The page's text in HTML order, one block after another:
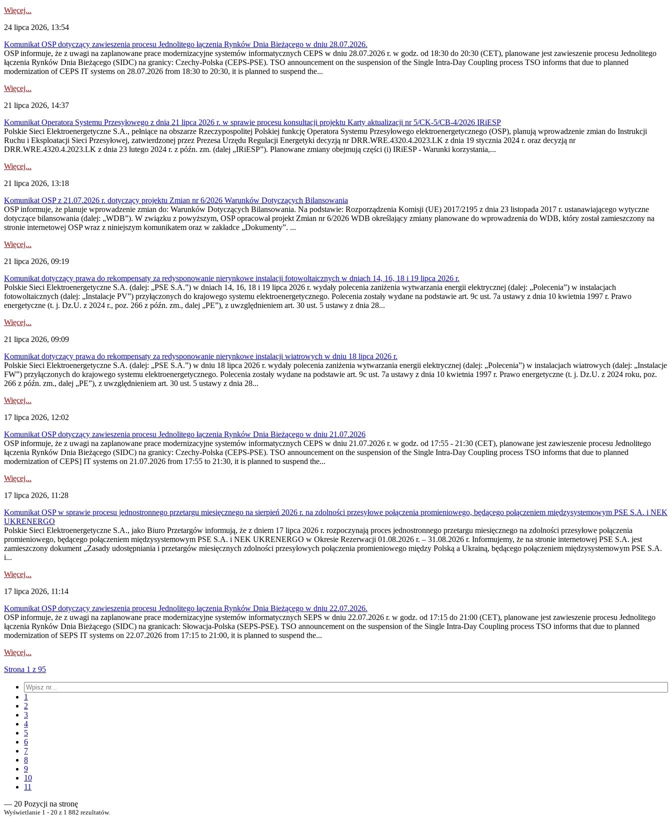
Więcej...
24 lipca 2026, 13:54
Komunikat OSP dotyczący zawieszenia procesu Jednolitego łączenia Rynków Dnia Bieżącego w dniu 28.07.2026.
OSP informuje, że z uwagi na zaplanowane prace modernizacyjne systemów informatycznych CEPS w dniu 28.07.2026 r. w godz. od 18:30 do 20:30 (CET), planowane jest zawieszenie procesu Jednolitego
łączenia Rynków Dnia Bieżącego (SIDC) na granicy: Czechy-Polska (CEPS-PSE). TSO announcement on the suspension of the Single Intra-Day Coupling process TSO informs that due to planned
modernization of CEPS IT systems on 28.07.2026 from 18:30 to 20:30, it is planned to suspend the...
Więcej...
21 lipca 2026, 14:37
Komunikat Operatora Systemu Przesyłowego z dnia 21 lipca 2026 r. w sprawie procesu konsultacji projektu Karty aktualizacji nr 5/CK-5/CB-4/2026 IRiESP
Polskie Sieci Elektroenergetyczne S.A., pełniące na obszarze Rzeczypospolitej Polskiej funkcję Operatora Systemu Przesyłowego elektroenergetycznego (OSP), planują wprowadzenie zmian do Instrukcji
Ruchu i Eksploatacji Sieci Przesyłowej, zatwierdzonej przez Prezesa Urzędu Regulacji Energetyki decyzją nr DRR.WRE.4320.4.2023.LK z dnia 19 stycznia 2024 r. oraz decyzją nr
DRR.WRE.4320.4.2023.LK z dnia 23 lutego 2024 r. z późn. zm. (dalej „IRiESP”). Planowane zmiany obejmują części (i) IRiESP - Warunki korzystania,...
Więcej...
21 lipca 2026, 13:18
Komunikat OSP z 21.07.2026 r. dotyczący projektu Zmian nr 6/2026 Warunków Dotyczących Bilansowania
OSP informuje, że planuje wprowadzenie zmian do: Warunków Dotyczących Bilansowania. Na podstawie: Rozporządzenia Komisji (UE) 2017/2195 z dnia 23‍ listopada 2017 r. ustanawiającego wytyczne
dotyczące bilansowania (dalej: „WDB”). W związku z powyższym, OSP opracował projekt Zmian nr 6/2026 WDB określający zmiany planowane do wprowadzenia do WDB, który został zamieszczony na
stronie internetowej OSP wraz z niniejszym komunikatem oraz w zakładce „Dokumenty”. ...
Więcej...
21 lipca 2026, 09:19
Komunikat dotyczący prawa do rekompensaty za redysponowanie nierynkowe instalacji fotowoltaicznych w dniach 14, 16, 18 i 19 lipca 2026 r.
Polskie Sieci Elektroenergetyczne S.A. (dalej: „PSE S.A.”) w dniach 14, 16, 18 i 19 lipca 2026 r. wydały polecenia zaniżenia wytwarzania energii elektrycznej (dalej: „Polecenia”) w instalacjach
fotowoltaicznych (dalej: „Instalacje PV”) przyłączonych do krajowego systemu elektroenergetycznego. Polecenia zostały wydane na podstawie art. 9c ust. 7a ustawy z dnia 10 kwietnia 1997 r. Prawo
energetyczne (t. j. Dz.U. z 2024 r., poz. 266 z późn. zm., dalej „PE”), z uwzględnieniem art. 30 ust. 5 ustawy z dnia 28...
Więcej...
21 lipca 2026, 09:09
Komunikat dotyczący prawa do rekompensaty za redysponowanie nierynkowe instalacji wiatrowych w dniu 18 lipca 2026 r.
Polskie Sieci Elektroenergetyczne S.A. (dalej: „PSE S.A.”) w dniu 18 lipca 2026 r. wydały polecenia zaniżenia wytwarzania energii elektrycznej (dalej: „Polecenia”) w instalacjach wiatrowych (dalej: „Instalacje
FW”) przyłączonych do krajowego systemu elektroenergetycznego. Polecenia zostały wydane na podstawie art. 9c ust. 7a ustawy z dnia 10 kwietnia 1997 r. Prawo energetyczne (t. j. Dz.U. z 2024 roku, poz.
266 z późn. zm., dalej „PE”), z uwzględnieniem art. 30 ust. 5 ustawy z dnia 28...
Więcej...
17 lipca 2026, 12:02
Komunikat OSP dotyczący zawieszenia procesu Jednolitego łączenia Rynków Dnia Bieżącego w dniu 21.07.2026
OSP informuje, że z uwagi na zaplanowane prace modernizacyjne systemów informatycznych CEPS w dniu 21.07.2026 r. w godz. od 17:55 - 21:30 (CET), planowane jest zawieszenie procesu Jednolitego
łączenia Rynków Dnia Bieżącego (SIDC) na granicy: Czechy-Polska (CEPS-PSE). TSO announcement on the suspension of the Single Intra-Day Coupling process TSO informs that due to planned
modernization of CEPS] IT systems on 21.07.2026 from 17:55 to 21:30, it is planned to suspend the...
Więcej...
17 lipca 2026, 11:28
Komunikat OSP w sprawie procesu jednostronnego przetargu miesięcznego na sierpień 2026 r. na zdolności przesyłowe połączenia promieniowego, będącego połączeniem międzysystemowym PSE S.A. i NEK
UKRENERGO
Polskie Sieci Elektroenergetyczne S.A., jako Biuro Przetargów informują, że z dniem 17 lipca 2026 r. rozpoczynają proces jednostronnego przetargu miesięcznego na zdolności przesyłowe połączenia
promieniowego, będącego połączeniem międzysystemowym PSE S.A. i NEK UKRENERGO w Okresie Rezerwacji 01.08.2026 r. – 31.08.2026 r. Informujemy, że na stronie internetowej PSE S.A. jest
zamieszczony dokument „Zasady udostępniania i przetargów miesięcznych zdolności przesyłowych połączenia promieniowego między Polską a Ukrainą, będącego połączeniem międzysystemowym PSE S.A.
i...
Więcej...
17 lipca 2026, 11:14
Komunikat OSP dotyczący zawieszenia procesu Jednolitego łączenia Rynków Dnia Bieżącego w dniu 22.07.2026.
OSP informuje, że z uwagi na zaplanowane prace modernizacyjne systemów informatycznych SEPS w dniu 22.07.2026 r. w godz. od 17:15 do 21:00 (CET), planowane jest zawieszenie procesu Jednolitego
łączenia Rynków Dnia Bieżącego (SIDC) na granicach: Słowacja-Polska (SEPS-PSE). TSO announcement on the suspension of the Single Intra-Day Coupling process TSO informs that due to planned
modernization of SEPS IT systems on 22.07.2026 from 17:15 to 21:00, it is planned to suspend the...
Więcej...
Strona 1 z 95
1
2
3
4
5
6
7
8
9
10
11
— 20 Pozycji na stronę
Wyświetlanie 1 - 20 z 1 882 rezultatów.